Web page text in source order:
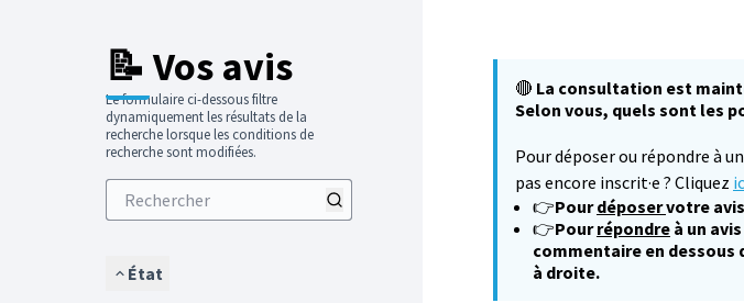
📝 Vos avis
Le formulaire ci-dessous filtre
dynamiquement les résultats de la
recherche lorsque les conditions de
recherche sont modifiées.
État
🔴 La consultation est
Selon vous, quels sont les
Pour déposer ou répondre à
pas encore inscrit·e ? Cliquez
👉Pourdéposervotre avis
👉Pourrépondre à un
commentaire en dessous
à droite.